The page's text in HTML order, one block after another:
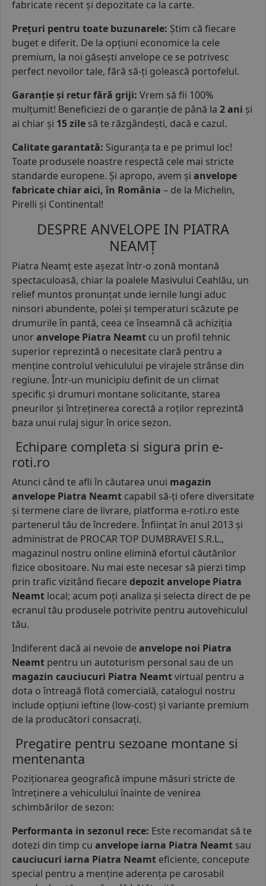
fabricate recent și depozitate ca la carte.
Prețuri pentru toate buzunarele: Știm că fiecare
buget e diferit. De la opțiuni economice la cele
premium, la noi găsești anvelope ce se potrivesc
perfect nevoilor tale, fără să-ți golească portofelul.
Garanție și retur fără griji: Vrem să fii 100%
mulțumit! Beneficiezi de o garanție de până la 2 ani și
ai chiar și 15 zile să te răzgândești, dacă e cazul.
Calitate garantată: Siguranța ta e pe primul loc!
Toate produsele noastre respectă cele mai stricte
standarde europene. Și apropo, avem și anvelope
fabricate chiar aici, în România – de la Michelin,
Pirelli și Continental!
DESPRE ANVELOPE IN PIATRA
NEAMȚ
Piatra Neamț este așezat într-o zonă montană
spectaculoasă, chiar la poalele Masivului Ceahlău, un
relief muntos pronunțat unde iernile lungi aduc
ninsori abundente, polei și temperaturi scăzute pe
drumurile în pantă, ceea ce înseamnă că achiziția
unoranvelope Piatra Neamt cu un profil tehnic
superior reprezintă o necesitate clară pentru a
menține controlul vehiculului pe virajele strânse din
regiune. Într-un municipiu definit de un climat
specific și drumuri montane solicitante, starea
pneurilor și întreținerea corectă a roților reprezintă
baza unui rulaj sigur în orice sezon.
Echipare completa si sigura prin e-
roti.ro
Atunci când te afli în căutarea unui magazin
anvelope Piatra Neamt capabil să-ți ofere diversitate
și termene clare de livrare, platforma e-roti.ro este
partenerul tău de încredere. Înființat în anul 2013 și
administrat de PROCAR TOP DUMBRAVEI S.R.L.,
magazinul nostru online elimină efortul căutărilor
fizice obositoare. Nu mai este necesar să pierzi timp
prin trafic vizitând fiecare depozit anvelope Piatra
Neamt local; acum poți analiza și selecta direct de pe
ecranul tău produsele potrivite pentru autovehiculul
tău.
Indiferent dacă ai nevoie de anvelope noi Piatra
Neamt pentru un autoturism personal sau de un
magazin cauciucuri Piatra Neamtvirtual pentru a
dota o întreagă flotă comercială, catalogul nostru
include opțiuni ieftine (low-cost) și variante premium
de la producători consacrați.
Pregatire pentru sezoane montane si
mentenanta
Poziționarea geografică impune măsuri stricte de
întreținere a vehiculului înainte de venirea
schimbărilor de sezon:
Performanta in sezonul rece: Este recomandat să te
dotezi din timp cu anvelope iarna Piatra Neamt sau
cauciucuri iarna Piatra Neamt eficiente, concepute
special pentru a menține aderența pe carosabil